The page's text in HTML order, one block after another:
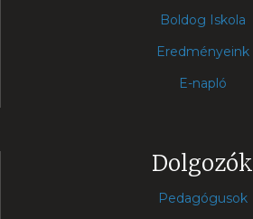
Boldog Iskola
Eredményeink
E-napló
Dolgozók
Pedagógusok